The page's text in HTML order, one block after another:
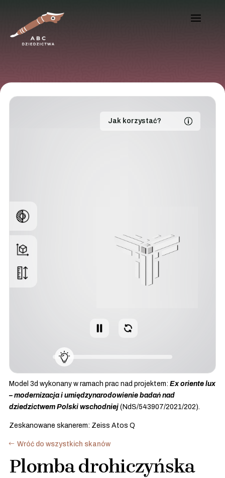
Jak korzystać?
Model 3d wykonany w ramach prac nad projektem: Ex oriente lux
– modernizacja i umiędzynarodowienie badań nad
dziedzictwem Polski wschodniej (NdS/543907/2021/202).
Zeskanowane skanerem: Zeiss Atos Q
Wróć do wszystkich skanów
Plomba drohiczyńska